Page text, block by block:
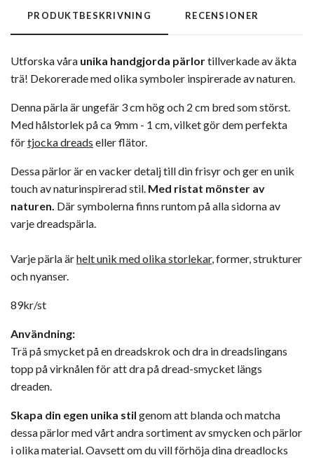
PRODUKTBESKRIVNING RECENSIONER
Utforska våra unika handgjorda pärlortillverkade av äkta
trä! Dekorerade med olika symboler inspirerade av naturen.
Denna pärla är ungefär 3 cm hög och 2 cm bred som störst.
Med hålstorlek på ca 9mm - 1 cm, vilket gör dem perfekta
förtjockadreads eller flätor.
Dessa pärlor är en vacker detalj till din frisyr och ger en unik
touch av naturinspirerad stil. Med ristat mönster av
naturen. Där symbolerna finns runtom på alla sidorna av
varje dreadspärla.
Varje pärla ärhelt unik med olika storlekar, former, strukturer
och nyanser.
89kr/st
Användning:
Trä på smycket på en dreadskrok och dra in dreadslingans
topp på virknålen för att dra på dread-smycket längs
dreaden.
Skapa din egen unika stil genom att blanda och matcha
dessa pärlor med vårt andra sortiment av smycken och pärlor
i olika material. Oavsett om du vill förhöja dina dreadlocks